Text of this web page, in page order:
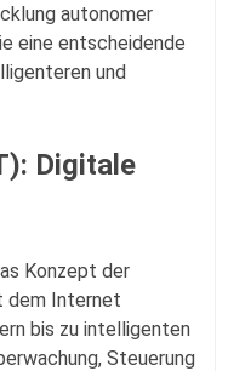
autonomer
eine entscheidende
und
Digitale
Konzept der
dem Internet
bis zu intelligenten
Steuerung